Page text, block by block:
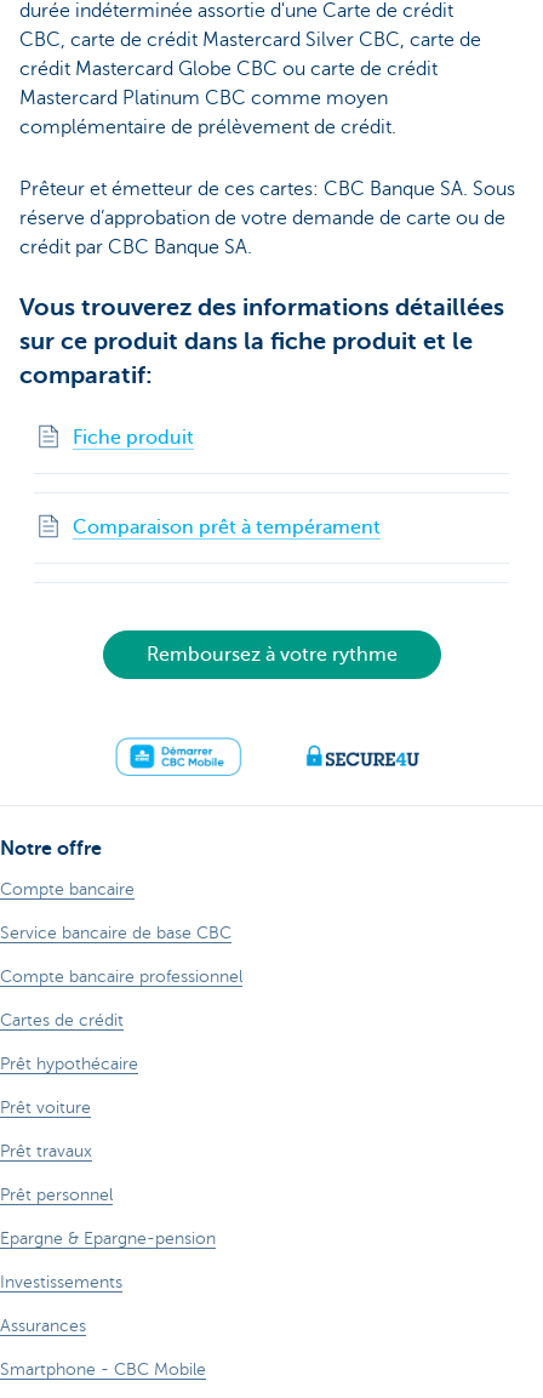
durée indéterminée assortie d'une Carte de crédit
CBC, carte de crédit Mastercard Silver CBC, carte de
crédit Mastercard Globe CBC ou carte de crédit
Mastercard Platinum CBC comme moyen
complémentaire de prélèvement de crédit.
Prêteur et émetteur de ces cartes: CBC Banque SA. Sous
réserve d’approbation de votre demande de carte ou de
crédit par CBC Banque SA.
Vous trouverez des informations détaillées
sur ce produit dans la fiche produit et le
comparatif:
Fiche produit
Comparaison prêt à tempérament
Remboursez à votre rythme
Notre offre
Compte bancaire
Service bancaire de base CBC
Compte bancaire professionnel
Cartes de crédit
Prêt hypothécaire
Prêt voiture
Prêt travaux
Prêt personnel
Epargne & Epargne-pension
Investissements
Assurances
Smartphone - CBC Mobile